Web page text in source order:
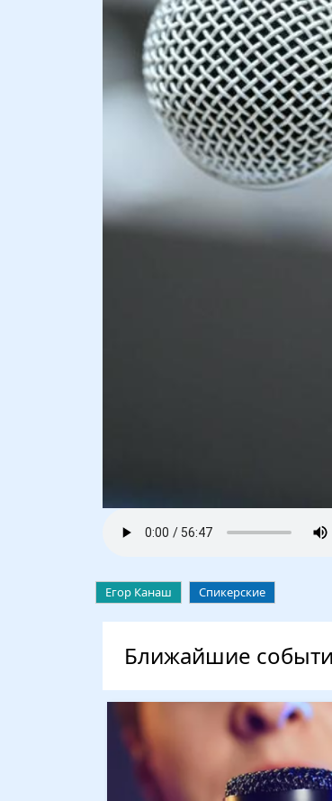
Егор Канаш Спикерские
Ближайшие